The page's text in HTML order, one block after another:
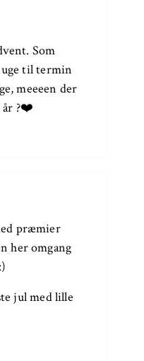
Som
til termin
meeeen der
år ?❤️
præmier
her omgang
jul med lille